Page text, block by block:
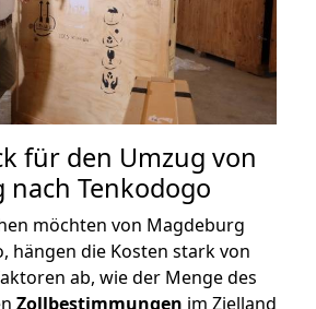
für den Umzug von
nach Tenkodogo
möchten von Magdeburg
hängen die Kosten stark von
ab, wie der Menge des
Zollbestimmungen im Zielland